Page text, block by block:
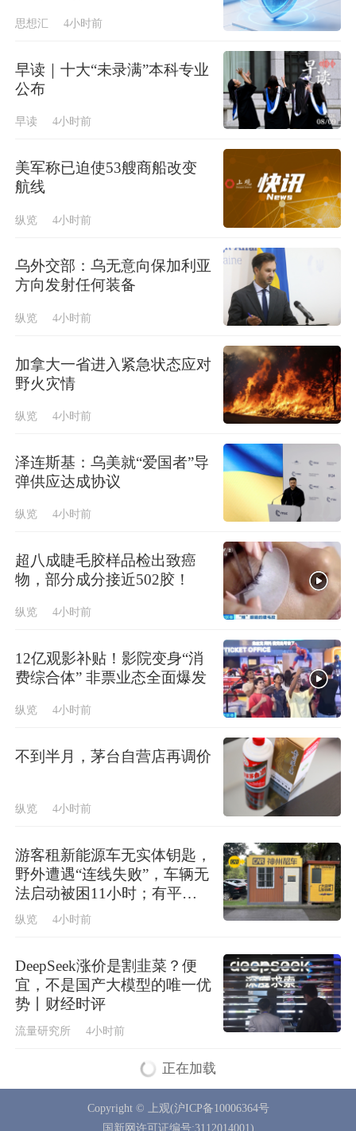
思想汇 4小时前
早读｜十大“未录满”本科专业
公布
早读 4小时前
美军称已迫使53艘商船改变
航线
纵览 4小时前
乌外交部：乌无意向保加利亚
方向发射任何装备
纵览 4小时前
加拿大一省进入紧急状态应对
野火灾情
纵览 4小时前
泽连斯基：乌美就“爱国者”导
弹供应达成协议
纵览 4小时前
超八成睫毛胶样品检出致癌
物，部分成分接近502胶！
纵览 4小时前
12亿观影补贴！影院变身“消
费综合体” 非票业态全面爆发
纵览 4小时前
不到半月，茅台自营店再调价
纵览 4小时前
游客租新能源车无实体钥匙，
野外遭遇“连线失败”，车辆无
法启动被困11小时；有平台
表示特定品牌只能手机解锁
纵览 4小时前
DeepSeek涨价是割韭菜？便
宜，不是国产大模型的唯一优
势丨财经时评
流量研究所 4小时前
正在加载
Copyright © 上观(沪ICP备10006364号
国新网许可证编号:3112014001)